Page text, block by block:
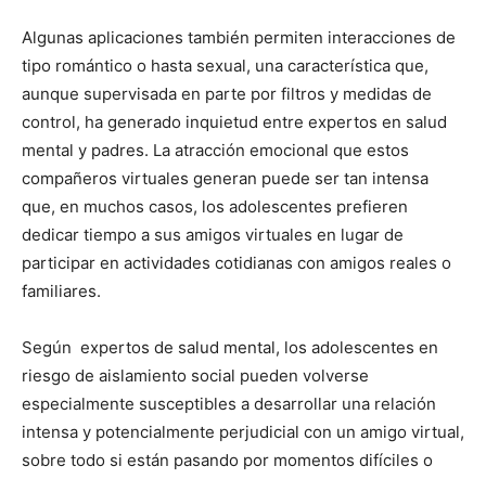
Algunas aplicaciones también permiten interacciones de
tipo romántico o hasta sexual, una característica que,
aunque supervisada en parte por filtros y medidas de
control, ha generado inquietud entre expertos en salud
mental y padres. La atracción emocional que estos
compañeros virtuales generan puede ser tan intensa
que, en muchos casos, los adolescentes prefieren
dedicar tiempo a sus amigos virtuales en lugar de
participar en actividades cotidianas con amigos reales o
familiares.
Según expertos de salud mental, los adolescentes en
riesgo de aislamiento social pueden volverse
especialmente susceptibles a desarrollar una relación
intensa y potencialmente perjudicial con un amigo virtual,
sobre todo si están pasando por momentos difíciles o